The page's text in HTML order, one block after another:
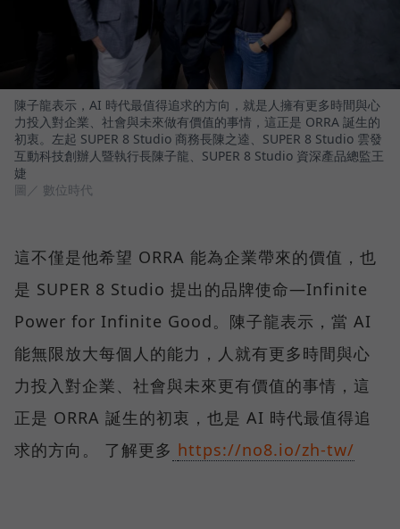
陳子龍表示，AI 時代最值得追求的方向，就是人擁有更多時間與心
力投入對企業、社會與未來做有價值的事情，這正是 ORRA 誕生的
初衷。左起 SUPER 8 Studio 商務長陳之逵、SUPER 8 Studio 雲發
互動科技創辦人暨執行長陳子龍、SUPER 8 Studio 資深產品總監王
婕
圖／ 數位時代
這不僅是他希望 ORRA 能為企業帶來的價值，也
是 SUPER 8 Studio 提出的品牌使命—Infinite
Power for Infinite Good。陳子龍表示，當 AI
能無限放大每個人的能力，人就有更多時間與心
力投入對企業、社會與未來更有價值的事情，這
正是 ORRA 誕生的初衷，也是 AI 時代最值得追
求的方向。 了解更多 https://no8.io/zh-tw/